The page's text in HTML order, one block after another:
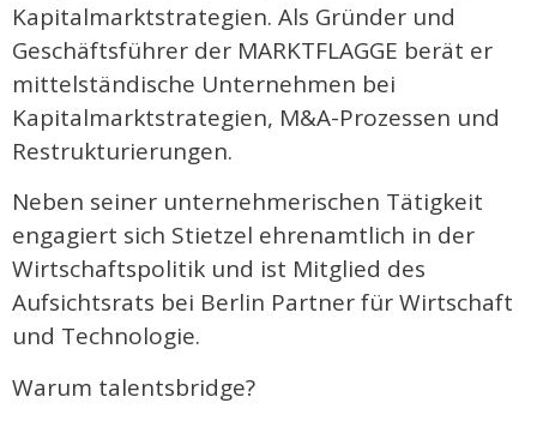
Kapitalmarktstrategien. Als Gründer und
Geschäftsführer der MARKTFLAGGE berät er
mittelständische Unternehmen bei
Kapitalmarktstrategien, M&A-Prozessen und
Restrukturierungen.
Neben seiner unternehmerischen Tätigkeit
engagiert sich Stietzel ehrenamtlich in der
Wirtschaftspolitik und ist Mitglied des
Aufsichtsrats bei Berlin Partner für Wirtschaft
und Technologie.
Warum talentsbridge?